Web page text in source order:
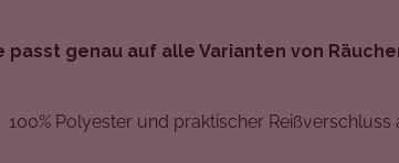
passt genau auf alle Varianten von
100% Polyester und praktischer Reißverschluss